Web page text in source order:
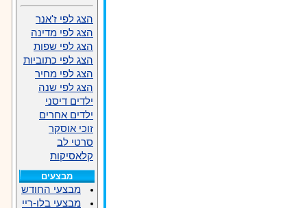
הצג לפי ז'אנר
הצג לפי מדינה
הצג לפי שפות
הצג לפי כתוביות
הצג לפי מחיר
הצג לפי שנה
ילדים דיסני
ילדים אחרים
זוכי אוסקר
סרטי לב
קלאסיקות
מבצעים
מבצעי החודש
מבצעי בלו-ריי